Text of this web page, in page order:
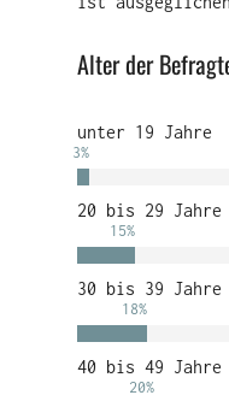
Alter der
unter 19 Jahre
3%
20 bis 29 Jahre
15%
30 bis 39 Jahre
18%
40 bis 49 Jahre
20%